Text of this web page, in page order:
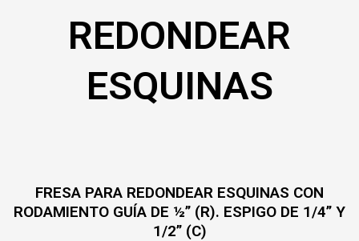
REDONDEAR
ESQUINAS
FRESA PARA REDONDEAR ESQUINAS CON
RODAMIENTO GUÍA DE ½” (R). ESPIGO DE 1/4” Y
1/2” (C)